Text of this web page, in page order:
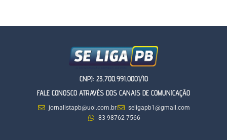
CNPJ: 23.700.991.0001/10
FALE CONOSCO ATRAVÉS DOS CANAIS DE COMUNICAÇÃO
jornalistapb@uol.com.br
seligapb1@gmail.com
83 98762-7566